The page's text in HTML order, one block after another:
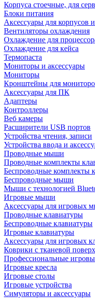
Корпуса стоечные, для
Блоки питания
Аксессуары для корпусов
Вентиляторы охлаждения
Охлаждение для
Охлаждение для кейса
Термопаста
Мониторы и аксессуары
Мониторы
Кронштейны для
Аксессуары для ПК
Адаптеры
Контроллеры
Веб камеры
Расширители USB портов
Устройства чтения, записи
Устройства ввода и
Проводные мыши
Проводные комплекты
Беспроводные комплекты
Беспроводные мыши
Мыши с технологией
Игровые мыши
Аксессуары для игровых
Проводные клавиатуры
Беспроводные клавиатуры
Игровые клавиатуры
Аксессуары для игровых
Коврики с тканевой
Профессиональные
Игровые кресла
Игровые столы
Игровые устройства
Симуляторы и аксессуары